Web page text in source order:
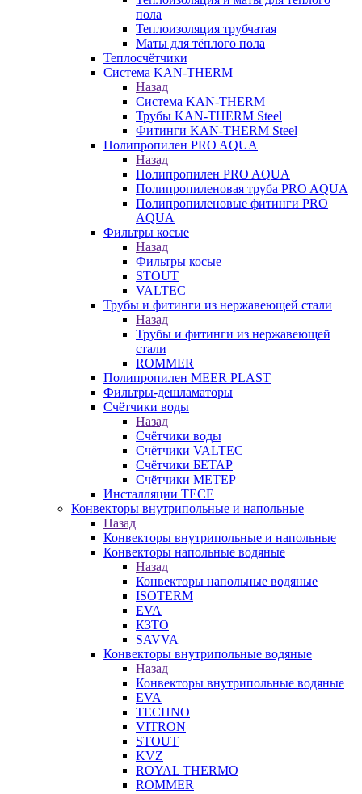
пола
Теплоизоляция трубчатая
Маты для тёплого пола
Теплосчётчики
Система KAN-THERM
Назад
Система KAN-THERM
Трубы KAN-THERM Steel
Фитинги KAN-THERM Steel
Полипропилен PRO AQUA
Назад
Полипропилен PRO AQUA
Полипропиленовая труба PRO AQUA
Полипропиленовые фитинги PRO
AQUA
Фильтры косые
Назад
Фильтры косые
STOUT
VALTEC
Трубы и фитинги из нержавеющей стали
Назад
Трубы и фитинги из нержавеющей
стали
ROMMER
Полипропилен MEER PLAST
Фильтры-дешламаторы
Счётчики воды
Назад
Счётчики воды
Счётчики VALTEC
Счётчики БЕТАР
Счётчики МЕТЕР
Инсталляции TECE
Конвекторы внутрипольные и напольные
Назад
Конвекторы внутрипольные и напольные
Конвекторы напольные водяные
Назад
Конвекторы напольные водяные
ISOTERM
EVA
КЗТО
SAVVA
Конвекторы внутрипольные водяные
Назад
Конвекторы внутрипольные водяные
EVA
TECHNO
VITRON
STOUT
KVZ
ROYAL THERMO
ROMMER